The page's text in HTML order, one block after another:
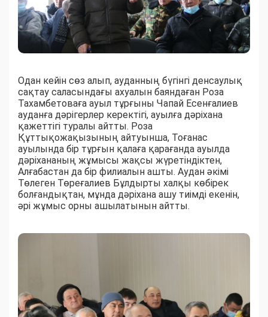
Одан кейін сөз алып, ауданның бүгінгі денсаулық
сақтау саласындағы ахуалын баяндаған Роза
Тахамбетоваға ауыл тұрғыны Чапай Есенғалиев
ауданға дәрігерлер керектігі, ауылға дәріхана
қажеттігі туралы айтты. Роза
Құттықожақызының айтуынша, Тоғанас
ауылында бір тұрғын қалаға қарағанда ауылда
дәріхананың жұмысы жақсы жүретіндіктен,
Алғабастан да бір филиалын ашты. Аудан әкімі
Төлеген Төреғалиев Бұлдырты халқы көбірек
болғандықтан, мұнда дәріхана ашу тиімді екенін,
әрі жұмыс орны ашылатынын айтты.